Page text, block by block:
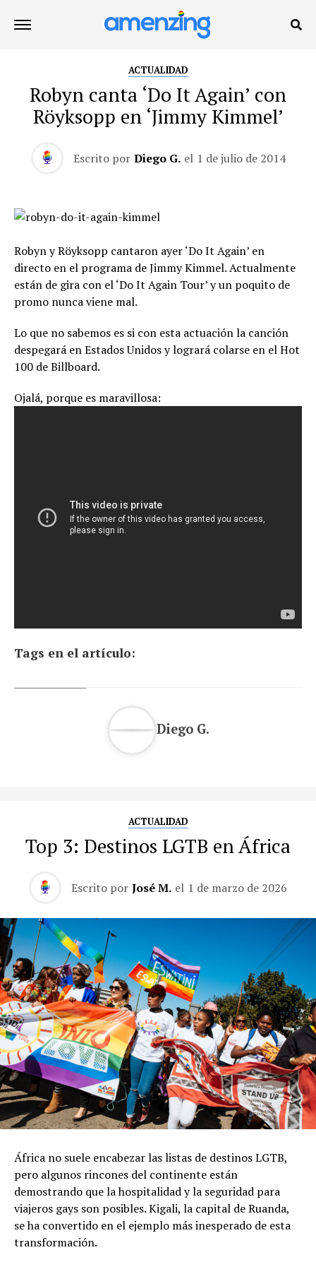
ACTUALIDAD
Robyn canta ‘Do It Again’ con
Röyksopp en ‘Jimmy Kimmel’
Escrito por Diego G. el 1 de julio de 2014
Robyn y Röyksopp cantaron ayer ‘Do It Again’ en
directo en el programa de Jimmy Kimmel. Actualmente
están de gira con el ‘Do It Again Tour’ y un poquito de
promo nunca viene mal.
Lo que no sabemos es si con esta actuación la canción
despegará en Estados Unidos y logrará colarse en el Hot
100 de Billboard.
Ojalá, porque es maravillosa:
Tags en el artículo:
Diego G.
ACTUALIDAD
Top 3: Destinos LGTB en África
Escrito por José M. el 1 de marzo de 2026
África no suele encabezar las listas de destinos LGTB,
pero algunos rincones del continente están
demostrando que la hospitalidad y la seguridad para
viajeros gays son posibles. Kigali, la capital de Ruanda,
se ha convertido en el ejemplo más inesperado de esta
transformación.